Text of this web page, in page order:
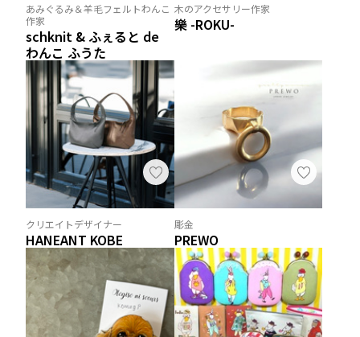
あみぐるみ＆羊毛フェルトわんこ
作家
schknit & ふぇると de
わんこ ふうた
木のアクセサリー作家
樂 -ROKU-
クリエイトデザイナー
HANEANT KOBE
彫金
PREWO